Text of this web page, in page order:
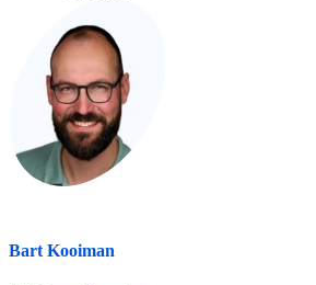
Bart Kooiman